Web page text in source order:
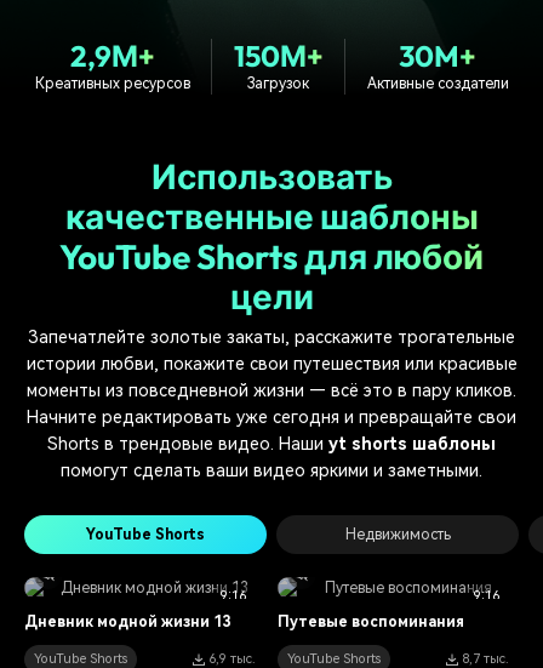
Темы видео
Самые популярные темы
видео на YouTube 2025
Маркетинговый
календарь
Спланируйте маркетинговую
Центр авторов
создателями контента
Специальные эффекты
"сделай сам"
Создавайте видеоэффекты
самостоятельно, как
настоящий профессионал
Сообщество
Блог
Истории клиентов
Клиенты делятся своими
Партнёрская
программа
Приступая к работе
2,9М+
Креативных ресурсов
150М+
Загрузок
30M+
Активные создатели
Использовать
качественные шаблоны
YouTube Shorts для любой
цели
Запечатлейте золотые закаты, расскажите трогательные
истории любви, покажите свои путешествия или красивые
моменты из повседневной жизни — всё это в пару кликов.
Начните редактировать уже сегодня и превращайте свои
Shorts в трендовые видео. Наши yt shorts шаблоны
помогут сделать ваши видео яркими и заметными.
YouTube Shorts Недвижимость
9:16
Дневник модной жизни 13
YouTube Shorts 6,9 тыс.
9:16
Путевые воспоминания
YouTube Shorts 8,7 тыс.